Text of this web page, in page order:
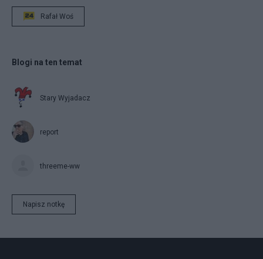
Rafał Woś
Blogi na ten temat
Stary Wyjadacz
report
threeme-ww
Napisz notkę